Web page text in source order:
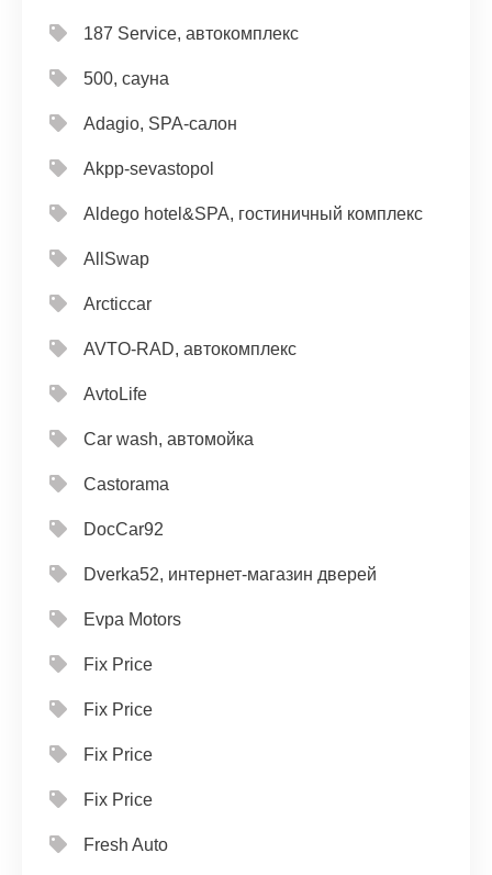
187 Service, автокомплекс
500, сауна
Adagio, SPA-салон
Akpp-sevastopol
Aldego hotel&SPA, гостиничный комплекс
AllSwap
Arcticcar
AVTO-RAD, автокомплекс
AvtoLife
Car wash, автомойка
Castorama
DocCar92
Dverka52, интернет-магазин дверей
Evpa Motors
Fix Price
Fix Price
Fix Price
Fix Price
Fresh Auto